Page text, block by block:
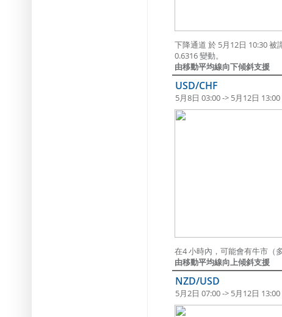
下降通道 於 5月12日 10:30
0.6316 變動。
由移動平均線向下傾斜支援
USD/CHF
5月8日 03:00 -> 5月12日 13:00
在4 小時內，可能會有牛市（
由移動平均線向上傾斜支援
NZD/USD
5月2日 07:00 -> 5月12日 13:00